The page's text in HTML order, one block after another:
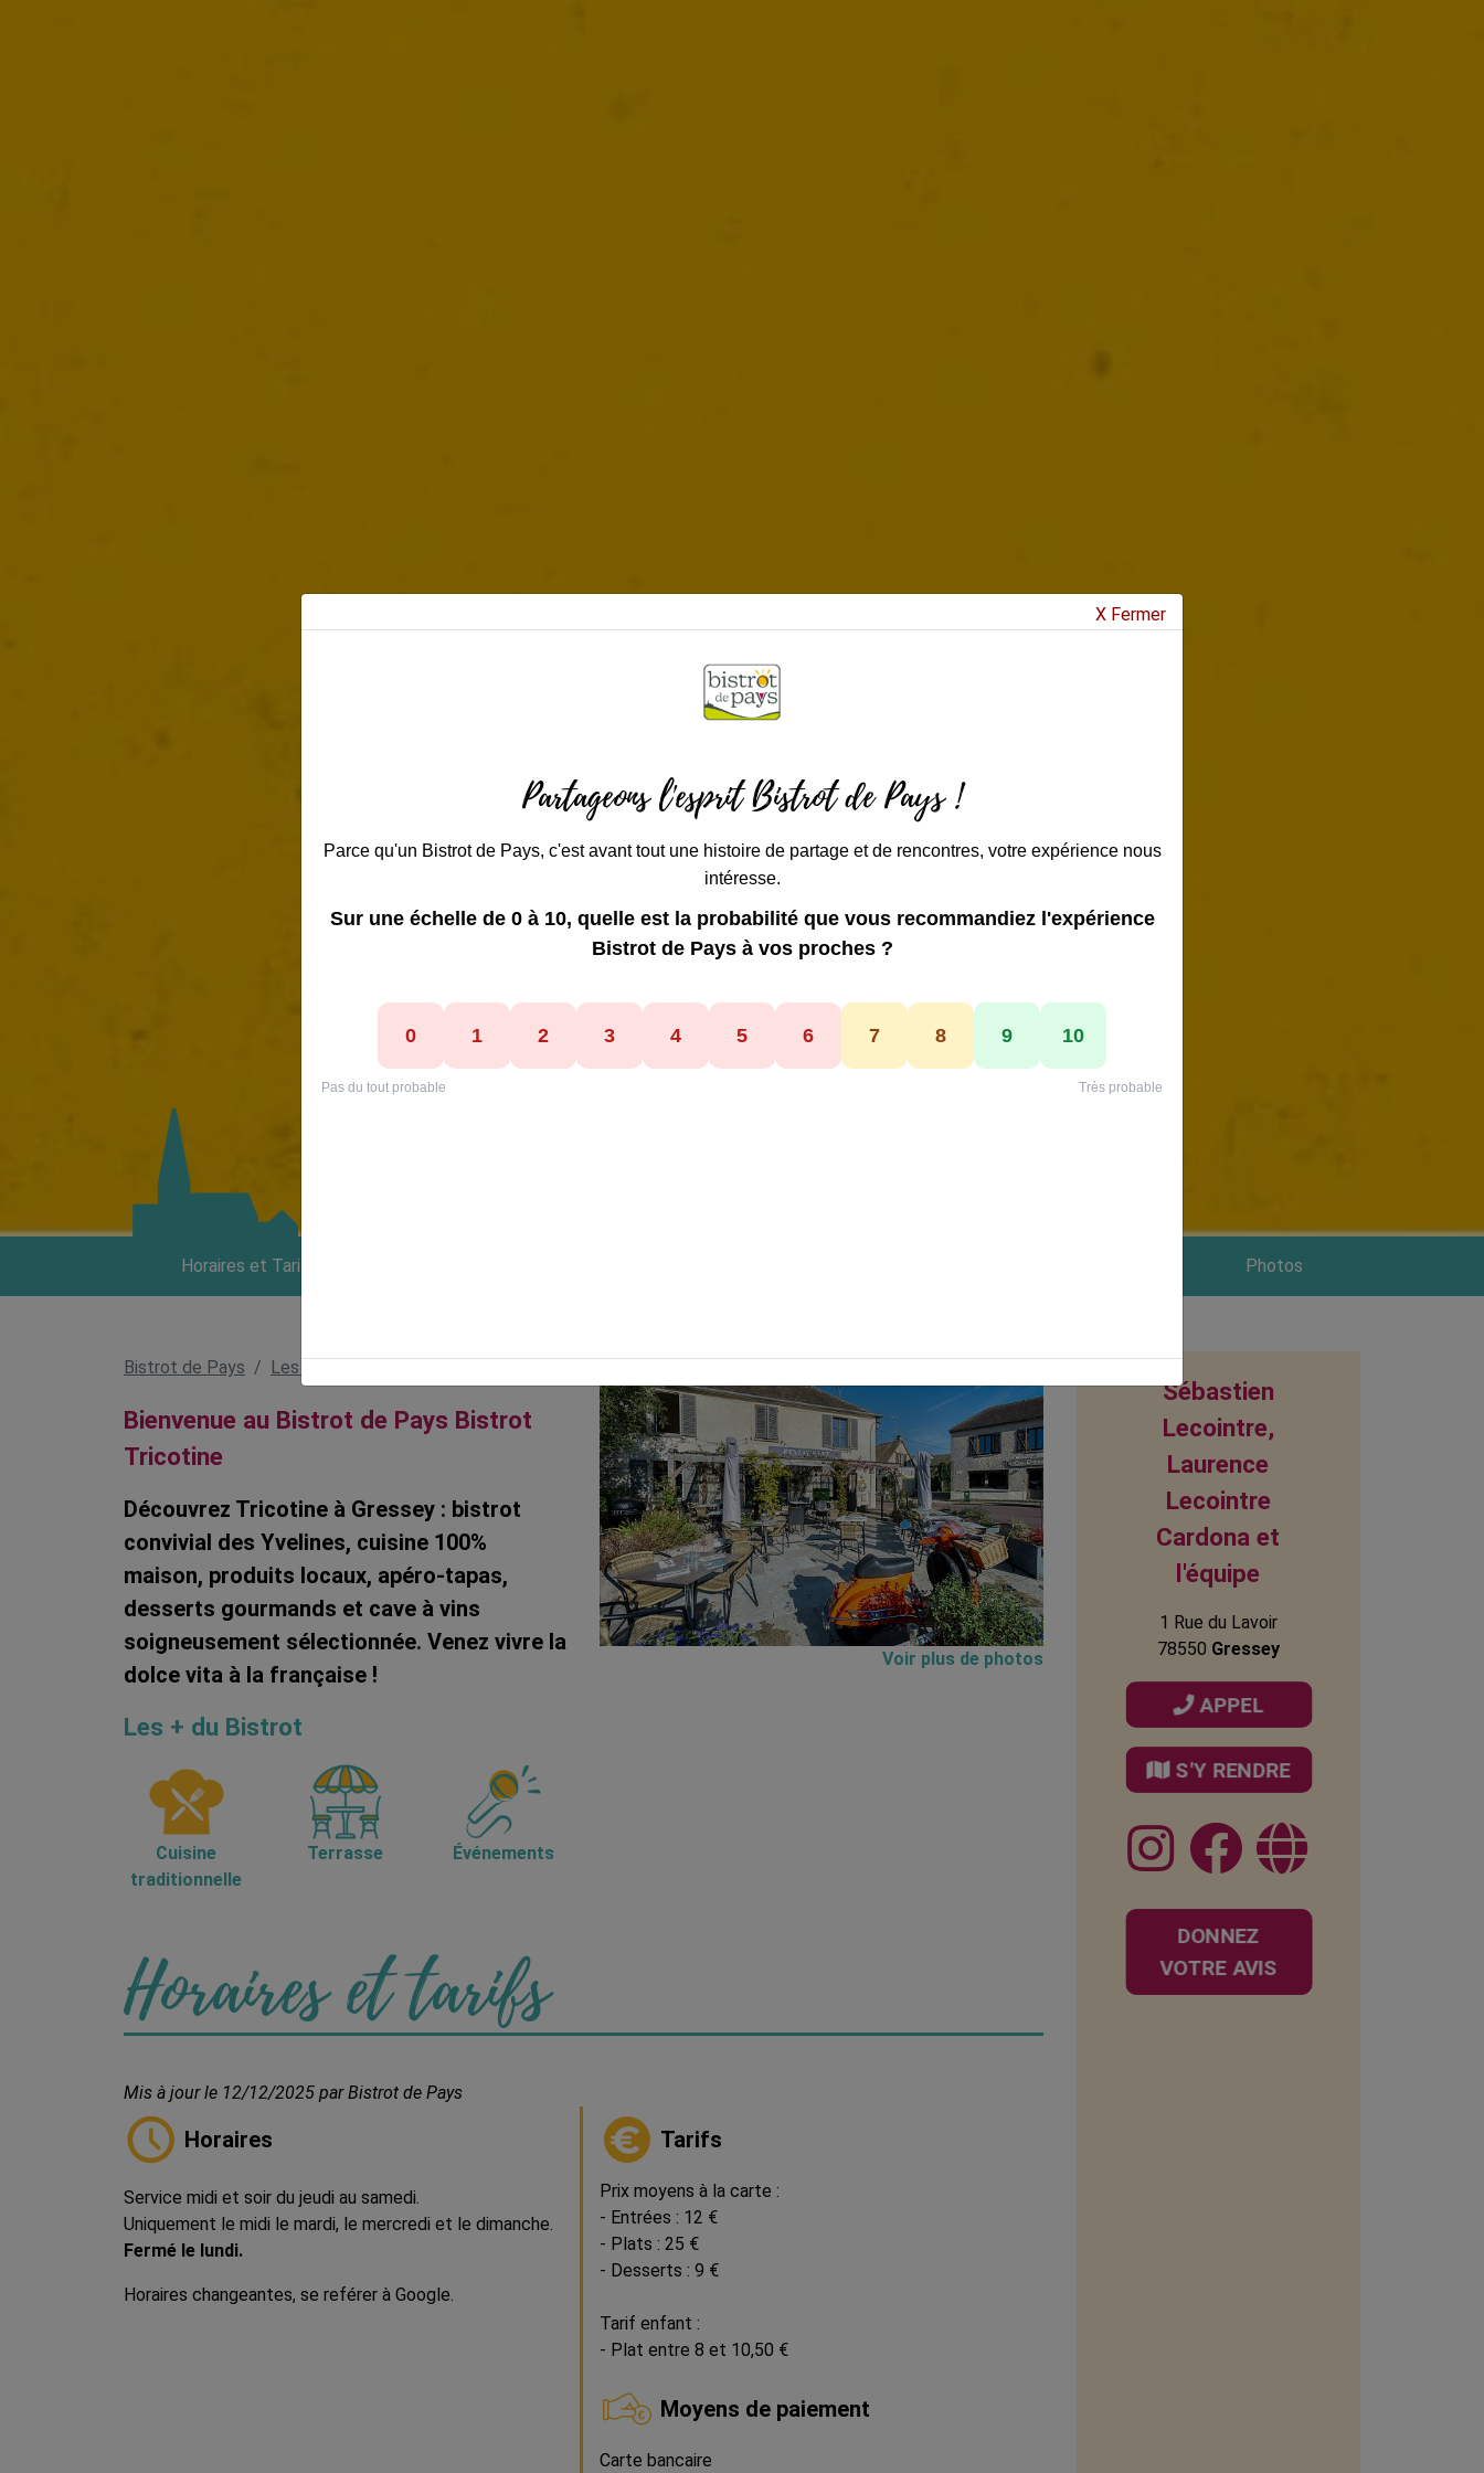
Horaires et Tarifs Photos
Bistrot de Pays Les bistrots
Bienvenue au Bistrot de Pays Bistrot
Tricotine
Découvrez Tricotine à Gressey : bistrot
convivial des Yvelines, cuisine 100%
maison, produits locaux, apéro-tapas,
desserts gourmands et cave à vins
soigneusement sélectionnée. Venez vivre la
dolce vita à la française !
Les + du Bistrot
Cuisine
traditionnelle
Terrasse Événements
Voir plus de photos
Horaires et tarifs
Mis à jour le 12/12/2025 par Bistrot de Pays
Horaires
Service midi et soir du jeudi au samedi.
Uniquement le midi le mardi, le mercredi et le dimanche.
Fermé le lundi.
Horaires changeantes, se reférer à Google.
Tarifs
Prix moyens à la carte :
- Entrées : 12 €
- Plats : 25 €
- Desserts : 9 €
Tarif enfant :
- Plat entre 8 et 10,50 €
Moyens de paiement
Carte bancaire
Sébastien
Lecointre,
Laurence
Lecointre
Cardona et
l'équipe
1 Rue du Lavoir
78550 Gressey
APPEL
S'Y RENDRE
DONNEZ
VOTRE AVIS
X Fermer